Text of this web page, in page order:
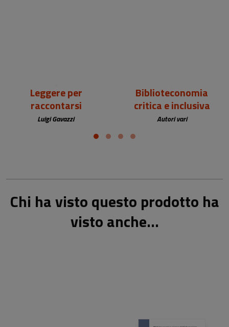
Leggere per
raccontarsi
Luigi Gavazzi
Biblioteconomia
critica e inclusiva
Autori vari
Chi ha visto questo prodotto ha
visto anche...